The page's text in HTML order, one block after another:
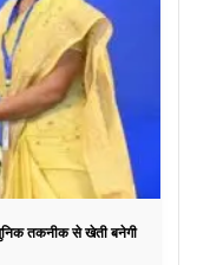
तकनीक से खेती बनेगी